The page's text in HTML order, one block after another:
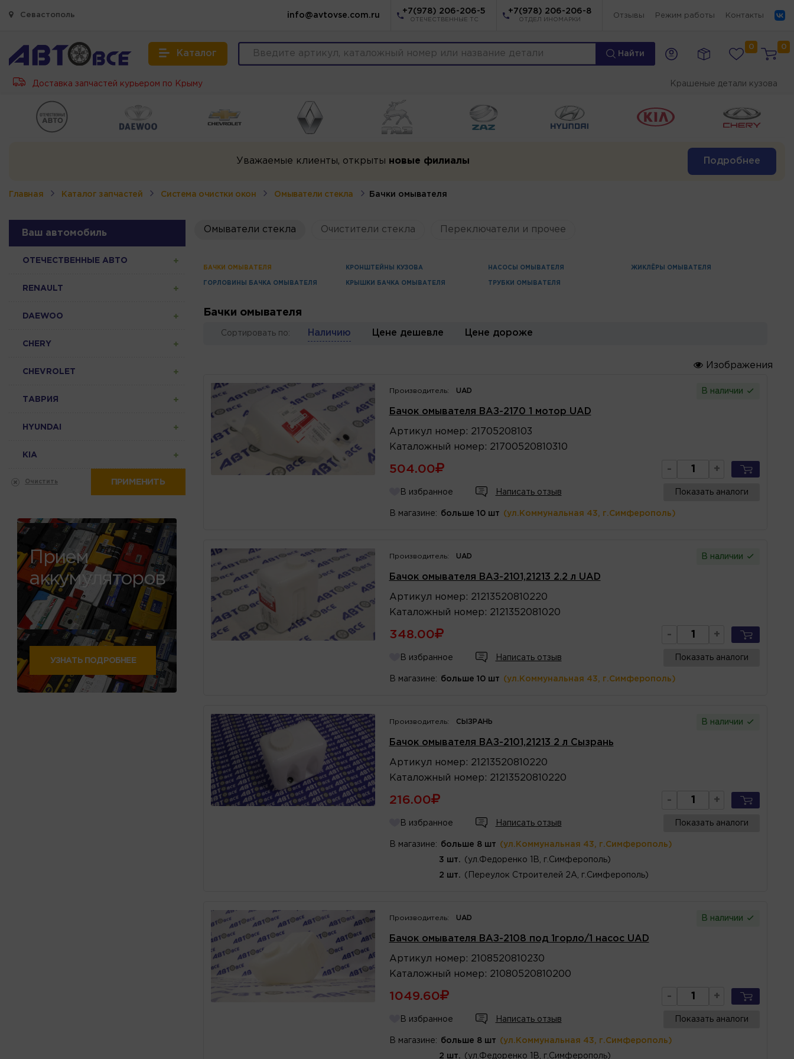
Севастополь info@avtovse.com.ru
+7(978) 206-206-5
ОТЕЧЕСТВЕННЫЕ ТС
+7(978) 206-206-8
ОТДЕЛ ИНОМАРКИ
Отзывы Режим работы Контакты
Каталог Найти
0 0
Доставка запчастей курьером по Крыму Крашеные детали кузова
Уважаемые клиенты, открыты новые филиалы Подробнее
Главная Каталог запчастей Система очистки окон Омыватели стекла Бачки омывателя
Ваш автомобиль
ОТЕЧЕСТВЕННЫЕ АВТО
RENAULT
DAEWOO
CHERY
CHEVROLET
ТАВРИЯ
HYUNDAI
KIA
Очистить ПРИМЕНИТЬ
Прием
аккумуляторов
УЗНАТЬ ПОДРОБНЕЕ
Омыватели стекла Очистители стекла Переключатели и прочее
БАЧКИ ОМЫВАТЕЛЯ
ГОРЛОВИНЫ БАЧКА ОМЫВАТЕЛЯ
КРОНШТЕЙНЫ КУЗОВА
КРЫШКИ БАЧКА ОМЫВАТЕЛЯ
НАСОСЫ ОМЫВАТЕЛЯ
ТРУБКИ ОМЫВАТЕЛЯ
ЖИКЛЁРЫ ОМЫВАТЕЛЯ
Бачки омывателя
Сортировать по: Наличию Цене дешевле Цене дороже
Изображения
Производитель: UAD В наличии
Бачок омывателя ВАЗ-2170 1 мотор UAD
Артикул номер : 21705208103
Каталожный номер : 21700520810310
504.00 - +
В избранное Написать отзыв Показать аналоги
В магазине: больше 10 шт (ул.Коммунальная 43, г.Симферополь)
Производитель: UAD В наличии
Бачок омывателя ВАЗ-2101,21213 2.2 л UAD
Артикул номер : 21213520810220
Каталожный номер : 2121352081020
348.00 - +
В избранное Написать отзыв Показать аналоги
В магазине: больше 10 шт (ул.Коммунальная 43, г.Симферополь)
Производитель: СЫЗРАНЬ В наличии
Бачок омывателя ВАЗ-2101,21213 2 л Сызрань
Артикул номер : 21213520810220
Каталожный номер : 21213520810220
216.00 - +
В избранное Написать отзыв Показать аналоги
В магазине: больше 8 шт (ул.Коммунальная 43, г.Симферополь)
3 шт. (ул.Федоренко 1В, г.Симферополь)
2 шт. (Переулок Строителей 2А, г.Симферополь)
Производитель: UAD В наличии
Бачок омывателя ВАЗ-2108 под 1горло/1 насос UAD
Артикул номер : 2108520810230
Каталожный номер : 21080520810200
1049.60 - +
В избранное Написать отзыв Показать аналоги
В магазине: больше 8 шт (ул.Коммунальная 43, г.Симферополь)
2 шт. (ул.Федоренко 1В, г.Симферополь)